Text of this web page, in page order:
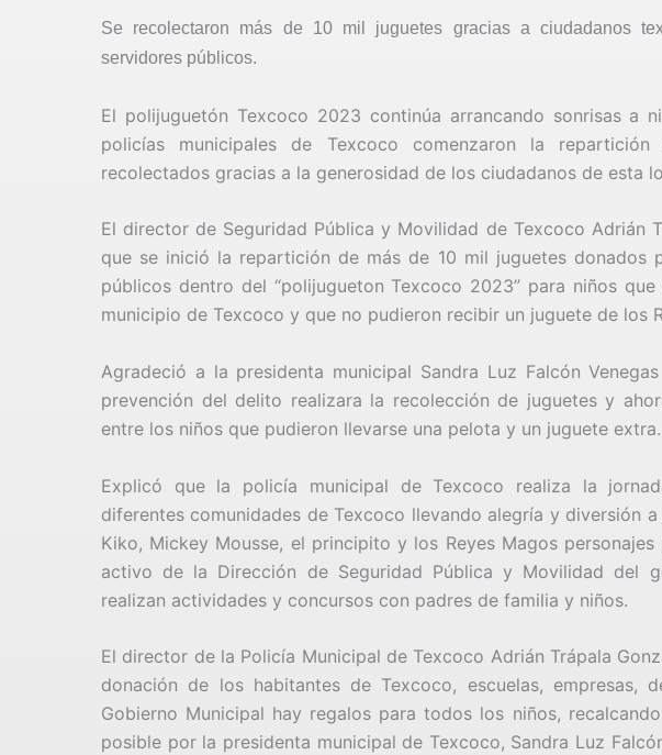
Se recolectaron más de 10 mil juguetes gracias a ciudadanos
servidores públicos.
El polijuguetón Texcoco 2023 continúa arrancando sonrisas a
policías municipales de Texcoco comenzaron la
recolectados gracias a la generosidad de los ciudadanos de esta
El director de Seguridad Pública y Movilidad de Texcoco Adrián
que se inició la repartición de más de 10 mil juguetes donados
públicos dentro del “polijugueton Texcoco 2023” para niños
municipio de Texcoco y que no pudieron recibir un juguete de los
Agradeció a la presidenta municipal Sandra Luz Falcón
prevención del delito realizara la recolección de juguetes y
entre los niños que pudieron llevarse una pelota y un juguete extra.
Explicó que la policía municipal de Texcoco realiza la
diferentes comunidades de Texcoco llevando alegría y diversión
Kiko, Mickey Mousse, el principito y los Reyes Magos
activo de la Dirección de Seguridad Pública y Movilidad del
realizan actividades y concursos con padres de familia y niños.
El director de la Policía Municipal de Texcoco Adrián Trápala
donación de los habitantes de Texcoco, escuelas, empresas,
Gobierno Municipal hay regalos para todos los niños,
posible por la presidenta municipal de Texcoco, Sandra Luz